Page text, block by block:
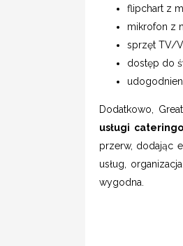
flipchart z
mikrofon z
sprzęt TV/
dostęp do
Dodatkowo,
usługi
przerw, dodając
usług,
wygodna.